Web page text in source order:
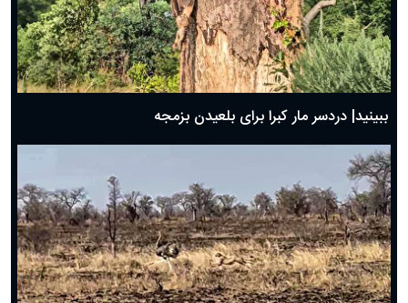
ببینید| دردسر مار کبرا برای بلعیدن بزمجه